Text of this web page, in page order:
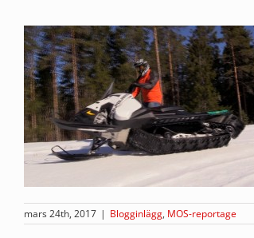
mars 24th, 2017 | Blogginlägg, MOS-reportage